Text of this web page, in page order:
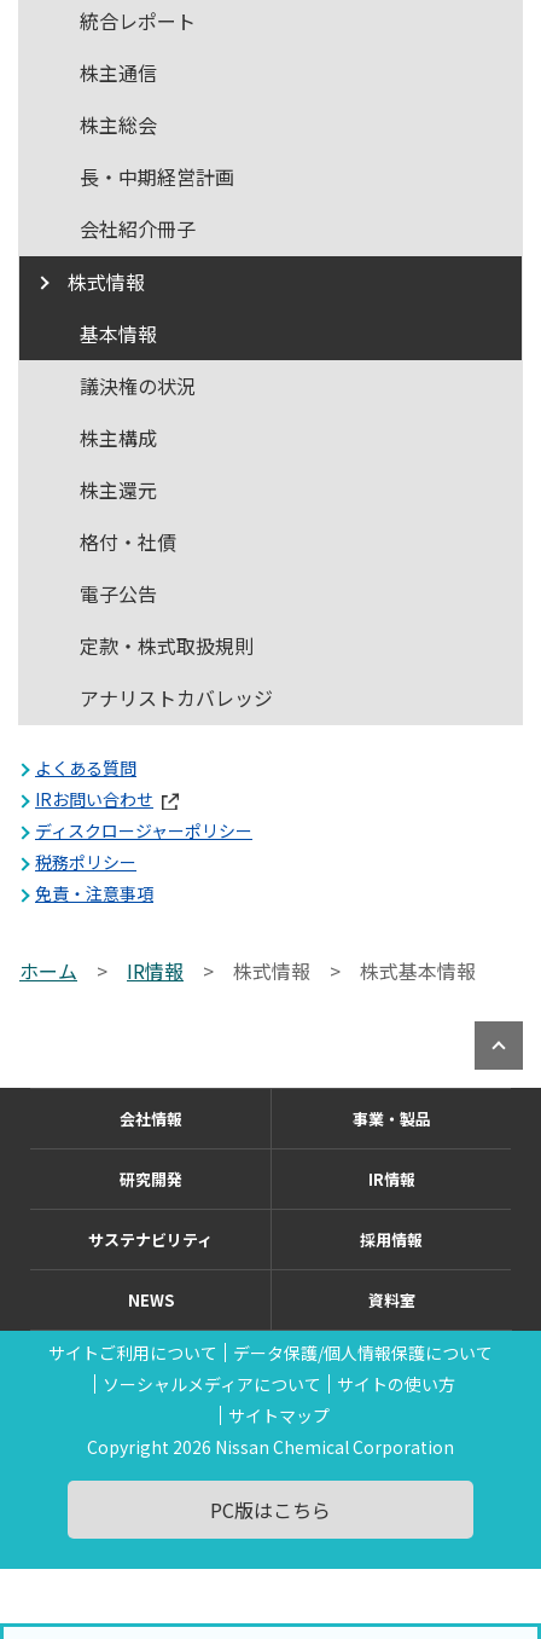
ホーム > IR情報 > 株式情報 > 株式基本情報
統合レポート
株主通信
株主総会
長・中期経営計画
会社紹介冊子
株式情報
基本情報
議決権の状況
株主構成
株主還元
格付・社債
電子公告
定款・株式取扱規則
アナリストカバレッジ
よくある質問
IRお問い合わせ
ディスクロージャーポリシー
税務ポリシー
免責・注意事項
会社情報 事業・製品
研究開発 IR情報
サステナビリティ 採用情報
NEWS 資料室
サイトご利用について
データ保護/個人情報保護について
ソーシャルメディアについて
サイトの使い方
サイトマップ
Copyright 2026 Nissan Chemical Corporation
PC版はこちら